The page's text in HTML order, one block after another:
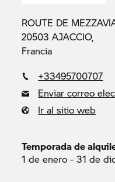
ROUTE DE
20503 AJACCIO,
Francia
+33495700707
Enviar correo
Ir al sitio web
Temporada de
1 de enero - 31 de